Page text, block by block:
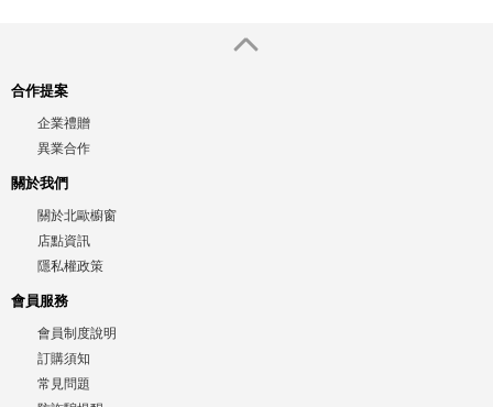
合作提案
企業禮贈
異業合作
關於我們
關於北歐櫥窗
店點資訊
隱私權政策
會員服務
會員制度說明
訂購須知
常見問題